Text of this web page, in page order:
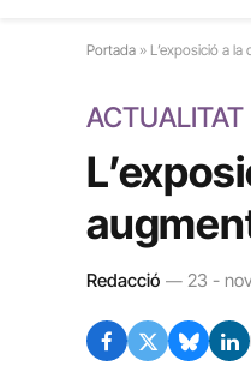
Portada » L’exposició a
ACTUALITAT
Redacció 23 -